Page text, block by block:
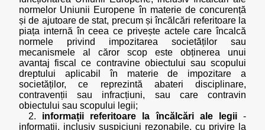
normelor Uniunii Europene în materie de concurență
și de ajutoare de stat, precum și încălcări referitoare la
piața internă în ceea ce privește actele care încalcă
normele privind impozitarea societăților sau
mecanismele al căror scop este obținerea unui
avantaj fiscal ce contravine obiectului sau scopului
dreptului aplicabil în materie de impozitare a
societăților, ce reprezintă abateri disciplinare,
contravenții sau infracțiuni, sau care contravin
obiectului sau scopului legii;
2. informații referitoare la încălcări ale legii-
informații, inclusiv suspiciuni rezonabile, cu privire la